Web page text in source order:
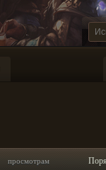
просмотрам